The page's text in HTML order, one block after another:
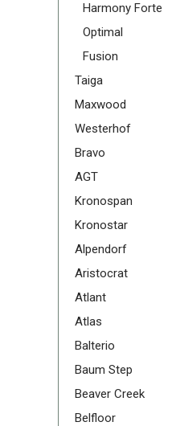
Harmony Forte
Optimal
Fusion
Taiga
Maxwood
Westerhof
Bravo
AGT
Kronospan
Kronostar
Alpendorf
Aristoсrat
Atlant
Atlas
Balterio
Baum Step
Beaver Creek
Belfloor